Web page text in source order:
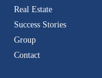
Real Estate
Success Stories
Group
Contact